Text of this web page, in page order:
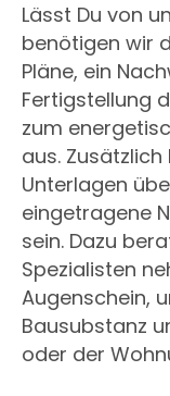
Lässt Du von
benötigen wir
Pläne, ein
Fertigstellung
zum
aus.
Unterlagen
eingetragene
sein. Dazu
Spezialisten
Augenschein,
Bausubstanz
oder der